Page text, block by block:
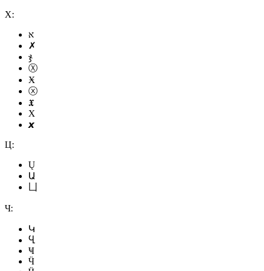
Х:
א
✗
ჯ
Ⓧ
Ӿ
ⓧ
𝖃
Х
𝙭
Ц:
Ų
Ա
Ч:
Կ
Ⴁ
Ҹ
Ӵ